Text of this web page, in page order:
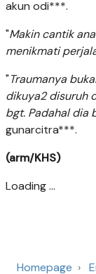
akun odi***.
"Makin cantik
menikmati
"Traumanya
dikuya2 disuruh
bgt. Padahal dia
gunarcitra***.
(arm/KHS)
Loading ...
Homepage